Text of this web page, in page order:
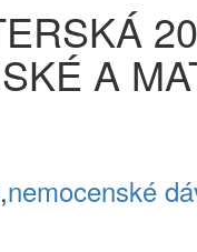
A
,nemocenské